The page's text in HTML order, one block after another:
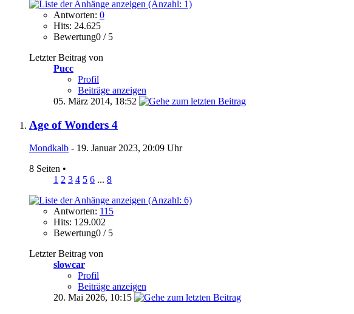
Antworten: 0
Hits: 24.625
Bewertung0 / 5
Letzter Beitrag von
Pucc
Profil
Beiträge anzeigen
05. März 2014, 18:52
Age of Wonders 4
Mondkalb - 19. Januar 2023, 20:09 Uhr
8 Seiten •
1 2 3 4 5 6 ... 8
Antworten: 115
Hits: 129.002
Bewertung0 / 5
Letzter Beitrag von
slowcar
Profil
Beiträge anzeigen
20. Mai 2026, 10:15